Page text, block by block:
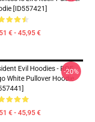
[ID557421]
€ - 45,95 €
Evil Hoodies - ROE
White Pullover Hoodie
€ - 45,95 €
-20%